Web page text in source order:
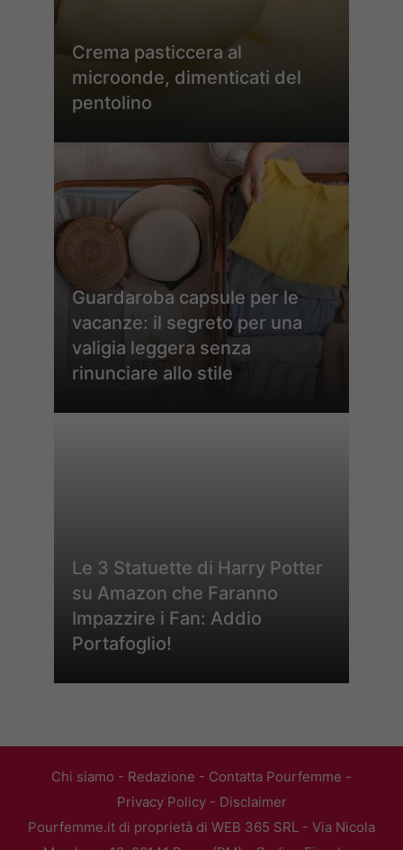
Crema pasticcera al
microonde, dimenticati del
pentolino
Guardaroba capsule per le
vacanze: il segreto per una
valigia leggera senza
rinunciare allo stile
Le 3 Statuette di Harry Potter
su Amazon che Faranno
Impazzire i Fan: Addio
Portafoglio!
Chi siamo - Redazione - Contatta Pourfemme -
Privacy Policy- Disclaimer
Pourfemme.it di proprietà di WEB 365 SRL - Via Nicola